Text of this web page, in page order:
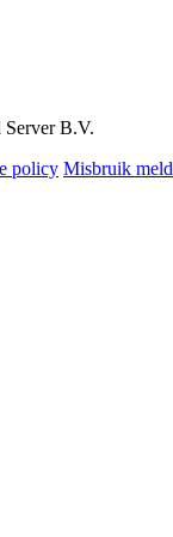
Server B.V.
policy Misbruik